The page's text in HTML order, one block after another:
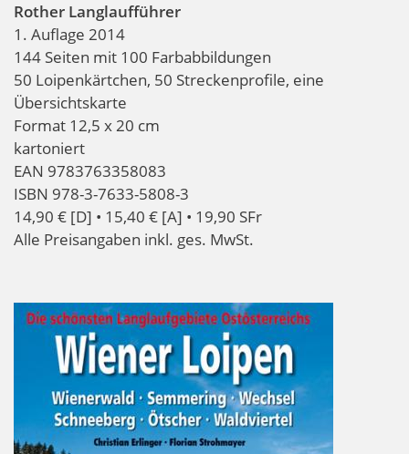
Rother Langlaufführer
1. Auflage 2014
144 Seiten mit 100 Farbabbildungen
50 Loipenkärtchen, 50 Streckenprofile, eine
Übersichtskarte
Format 12,5 x 20 cm
kartoniert
EAN 9783763358083
ISBN 978-3-7633-5808-3
14,90 € [D] • 15,40 € [A] • 19,90 SFr
Alle Preisangaben inkl. ges. MwSt.